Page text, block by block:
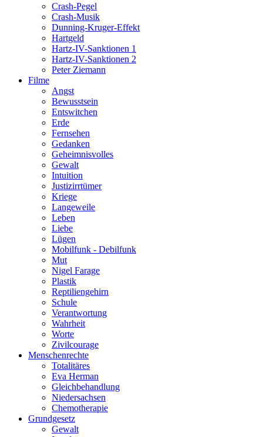
Crash-Pegel
Crash-Musik
Dunning-Kruger-Effekt
Hartgeld
Hartz-IV-Sanktionen 1
Hartz-IV-Sanktionen 2
Peter Ziemann
Filme
Angst
Bewusstsein
Entswitchen
Erde
Fernsehen
Gedanken
Geheimnisvolles
Gewalt
Intuition
Justizirrtümer
Kriege
Langeweile
Leben
Liebe
Lügen
Mobilfunk - Debilfunk
Mut
Nigel Farage
Plastik
Reptiliengehirn
Schule
Verantwortung
Wahrheit
Worte
Zivilcourage
Menschenrechte
Totalitäres
Eva Herman
Gleichbehandlung
Niedersachsen
Chemotherapie
Grundgesetz
Gewalt